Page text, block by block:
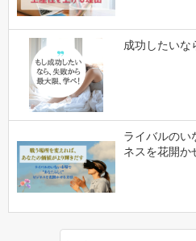
成功したいな
ライバルのい
ネスを花開か